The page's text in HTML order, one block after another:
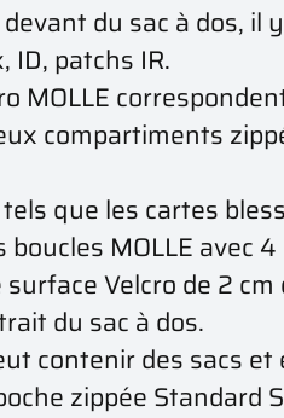
du sac à dos,
ID, patchs IR.
MOLLE
compartiments
que les cartes
boucles MOLLE avec
surface Velcro de 2
du sac à dos.
contenir des sacs
zippée Standard